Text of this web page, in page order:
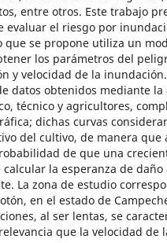
entre otros. Este trabajo
evaluar el riesgo por
que se propone utiliza un
los parámetros del
y velocidad de la
datos obtenidos mediante
técnico y agricultores,
dichas curvas
del cultivo, de manera
de que una
calcular la esperanza de
La zona de estudio
en el estado de
al ser lentas, se
que la velocidad de